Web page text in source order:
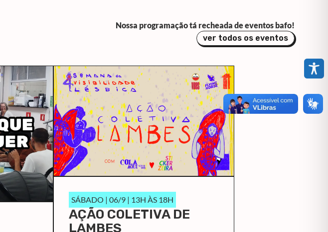
Nossa programação tá recheada de eventos bafo!
ver todos os eventos
SÁBADO | 06/9 | 13H ÀS 18H
AÇÃO COLETIVA DE
LAMBES